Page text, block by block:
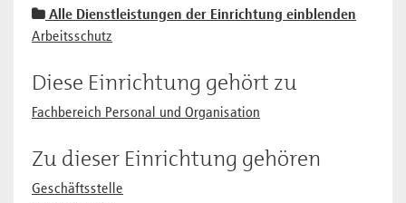
Alle Dienstleistungen der Einrichtung einblenden
Arbeitsschutz
Diese Einrichtung gehört zu
Fachbereich Personal und Organisation
Zu dieser Einrichtung gehören
Geschäftsstelle